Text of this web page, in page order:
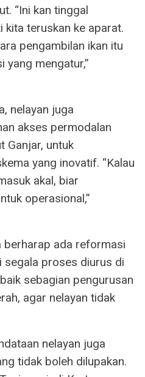
“Ini kan tinggal
kita teruskan ke aparat.
pengambilan ikan itu
yang mengatur,”
nelayan juga
akses permodalan
Ganjar, untuk
yang inovatif. “Kalau
akal, biar
operasional,”
berharap ada reformasi
segala proses diurus di
sebagian pengurusan
agar nelayan tidak
nelayan juga
tidak boleh dilupakan.